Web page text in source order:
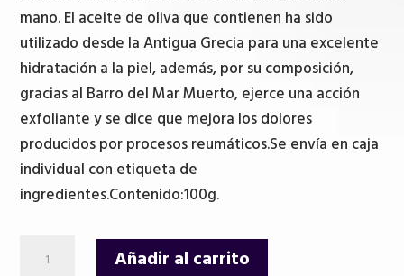
mano. El aceite de oliva que contienen ha sido
utilizado desde la Antigua Grecia para una excelente
hidratación a la piel, además, por su composición,
gracias al Barro del Mar Muerto, ejerce una acción
exfoliante y se dice que mejora los dolores
producidos por procesos reumáticos.Se envía en caja
individual con etiqueta de
ingredientes.Contenido:100g.
Añadir al carrito